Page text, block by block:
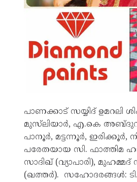
പാണക്കാട് സയ്യിദ്
മുസ്‌ലിയാർ, എ.കെ
പാനൂർ, മട്ടന്നൂർ, ഇരിക്കൂർ,
പരേതയായ സി. ഫാത്തിമ
സാദിഖ് (വ്യാപാരി),
(ഖത്തർ). സഹോദരങ്ങൾ: